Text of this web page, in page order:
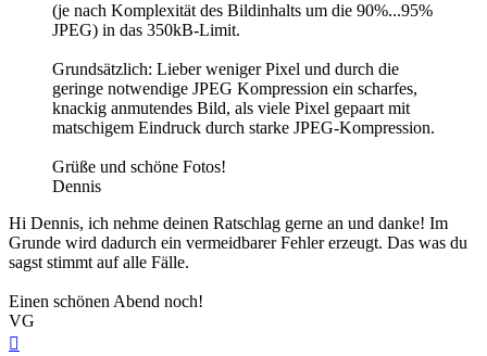
(je nach Komplexität des Bildinhalts um die 90%...95%
JPEG) in das 350kB-Limit.
Grundsätzlich: Lieber weniger Pixel und durch die
geringe notwendige JPEG Kompression ein scharfes,
knackig anmutendes Bild, als viele Pixel gepaart mit
matschigem Eindruck durch starke JPEG-Kompression.
Grüße und schöne Fotos!
Dennis
Hi Dennis, ich nehme deinen Ratschlag gerne an und danke! Im
Grunde wird dadurch ein vermeidbarer Fehler erzeugt. Das was du
sagst stimmt auf alle Fälle.
Einen schönen Abend noch!
VG